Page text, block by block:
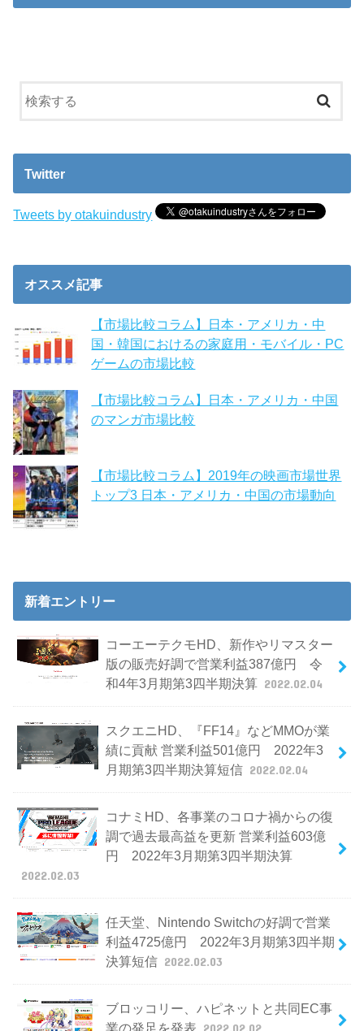
Twitter
Tweets by otakuindustry
オススメ記事
【市場比較コラム】日本・アメリカ・中
国・韓国におけるの家庭用・モバイル・PC
ゲームの市場比較
【市場比較コラム】日本・アメリカ・中国
のマンガ市場比較
【市場比較コラム】2019年の映画市場世界
トップ3 日本・アメリカ・中国の市場動向
新着エントリー
コーエーテクモHD、新作やリマスター
版の販売好調で営業利益387億円 令
和4年3月期第3四半期決算 2022.02.04
スクエニHD、『FF14』などMMOが業
績に貢献 営業利益501億円 2022年3
月期第3四半期決算短信 2022.02.04
コナミHD、各事業のコロナ禍からの復
調で過去最高益を更新 営業利益603億
円 2022年3月期第3四半期決算
2022.02.03
任天堂、Nintendo Switchの好調で営業
利益4725億円 2022年3月期第3四半期
決算短信 2022.02.03
ブロッコリー、ハピネットと共同EC事
業の発足を発表 2022.02.02